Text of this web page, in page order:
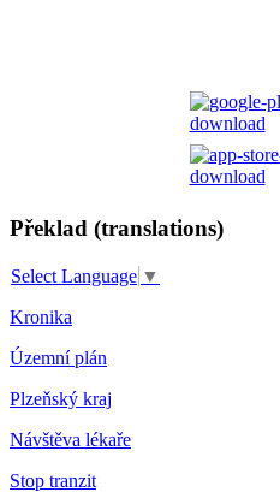
Překlad (translations)
Select Language ▼
Kronika
Územní plán
Plzeňský kraj
Návštěva lékaře
Stop tranzit